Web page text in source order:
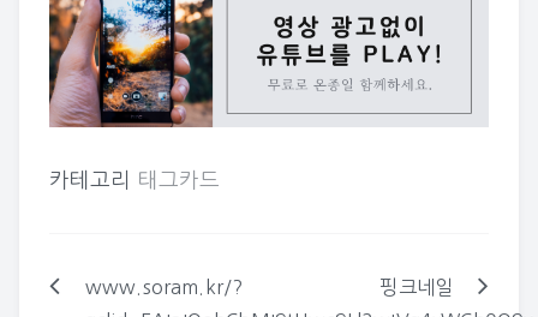
카테고리 태그카드
글
www.soram.kr/?
핑크네일